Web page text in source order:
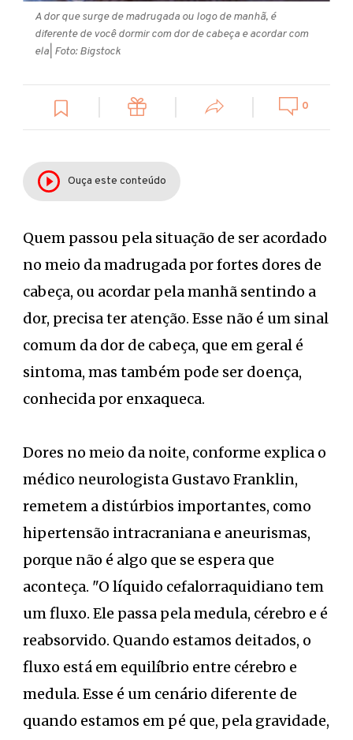
A dor que surge de madrugada ou logo de manhã, é
diferente de você dormir com dor de cabeça e acordar com
ela | Foto: Bigstock
0
Ouça este conteúdo
Quem passou pela situação de ser acordado
no meio da madrugada por fortes dores de
cabeça, ou acordar pela manhã sentindo a
dor, precisa ter atenção. Esse não é um sinal
comum da dor de cabeça, que em geral é
sintoma, mas também pode ser doença,
conhecida por enxaqueca.
Dores no meio da noite, conforme explica o
médico neurologista Gustavo Franklin,
remetem a distúrbios importantes, como
hipertensão intracraniana e aneurismas,
porque não é algo que se espera que
aconteça. "O líquido cefalorraquidiano tem
um fluxo. Ele passa pela medula, cérebro e é
reabsorvido. Quando estamos deitados, o
fluxo está em equilíbrio entre cérebro e
medula. Esse é um cenário diferente de
quando estamos em pé que, pela gravidade,